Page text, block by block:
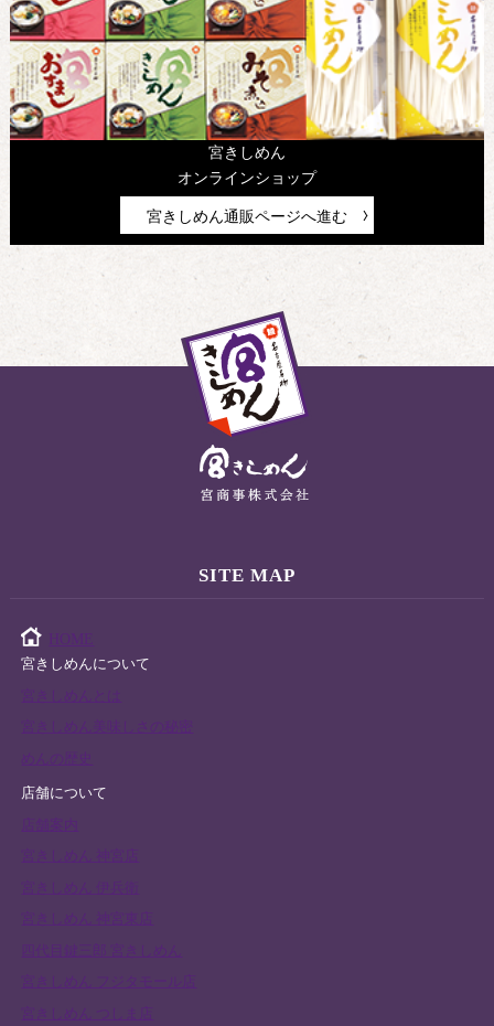
宮きしめん
オンラインショップ
宮きしめん通販ページへ進む
SITE MAP
HOME
宮きしめんについて
宮きしめんとは
宮きしめん美味しさの秘密
めんの歴史
店舗について
宮きしめん フジタモール店